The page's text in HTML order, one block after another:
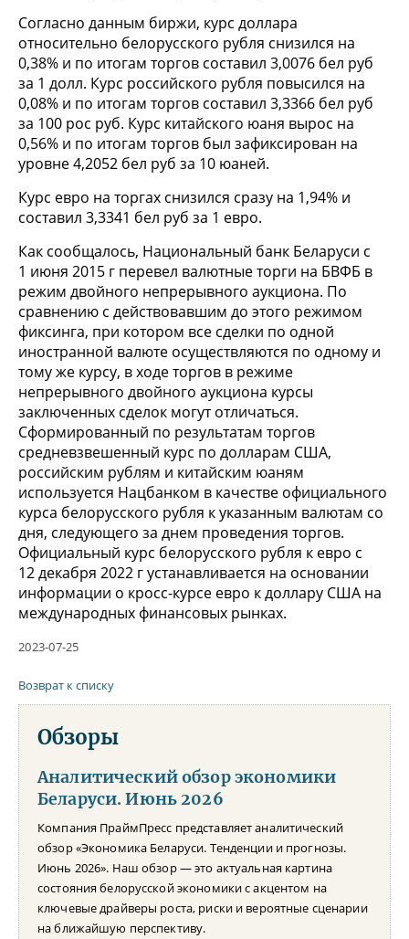
Согласно данным биржи, курс доллара
относительно белорусского рубля снизился на
0,38% и по итогам торгов составил 3,0076 бел руб
за 1 долл. Курс российского рубля повысился на
0,08% и по итогам торгов составил 3,3366 бел руб
за 100 рос руб. Курс китайского юаня вырос на
0,56% и по итогам торгов был зафиксирован на
уровне 4,2052 бел руб за 10 юаней.
Курс евро на торгах снизился сразу на 1,94% и
составил 3,3341 бел руб за 1 евро.
Как сообщалось, Национальный банк Беларуси с
1 июня 2015 г перевел валютные торги на БВФБ в
режим двойного непрерывного аукциона. По
сравнению с действовавшим до этого режимом
фиксинга, при котором все сделки по одной
иностранной валюте осуществляются по одному и
тому же курсу, в ходе торгов в режиме
непрерывного двойного аукциона курсы
заключенных сделок могут отличаться.
Сформированный по результатам торгов
средневзвешенный курс по долларам США,
российским рублям и китайским юаням
используется Нацбанком в качестве официального
курса белорусского рубля к указанным валютам со
дня, следующего за днем проведения торгов.
Официальный курс белорусского рубля к евро с
12 декабря 2022 г устанавливается на основании
информации о кросс-курсе евро к доллару США на
международных финансовых рынках.
2023-07-25
Возврат к списку
Обзоры
Аналитический обзор экономики
Беларуси. Июнь 2026
Компания ПраймПресс представляет аналитический
обзор «Экономика Беларуси. Тенденции и прогнозы.
Июнь 2026». Наш обзор — это актуальная картина
состояния белорусской экономики с акцентом на
ключевые драйверы роста, риски и вероятные сценарии
на ближайшую перспективу.